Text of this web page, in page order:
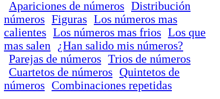
Apariciones de números Distribución
números Figuras Los números mas
calientes Los números mas frios Los que
mas salen
¿Han salido mis números?
Parejas de números Trios de números
Cuartetos de números Quintetos de
números Combinaciones repetidas